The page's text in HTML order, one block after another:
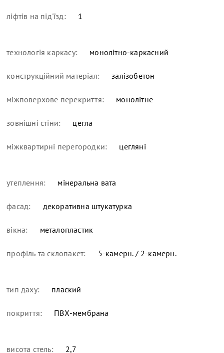
ліфтів на під'їзд: 1
технологія каркасу: монолітно-каркасний
конструкційний матеріал: залізобетон
міжповерхове перекриття: монолітне
зовнішні стіни: цегла
міжквартирні перегородки: цегляні
утеплення: мінеральна вата
фасад: декоративна штукатурка
вікна: металопластик
профіль та склопакет: 5-камерн. / 2-камерн.
тип даху: плаский
покриття: ПВХ-мембрана
висота стель: 2,7